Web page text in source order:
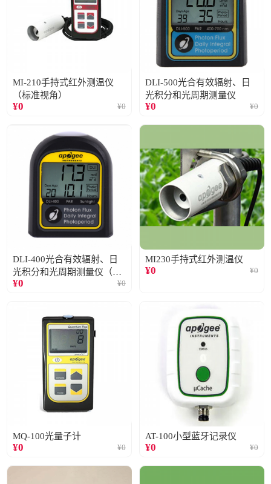
MI-210手持式红外测温仪
（标准视角）
¥0 ¥0
DLI-500光合有效辐射、日
光积分和光周期测量仪
¥0 ¥0
DLI-400光合有效辐射、日
光积分和光周期测量仪（仅
阳光）
¥0 ¥0
MI230手持式红外测温仪
¥0 ¥0
MQ-100光量子计
¥0 ¥0
AT-100小型蓝牙记录仪
¥0 ¥0